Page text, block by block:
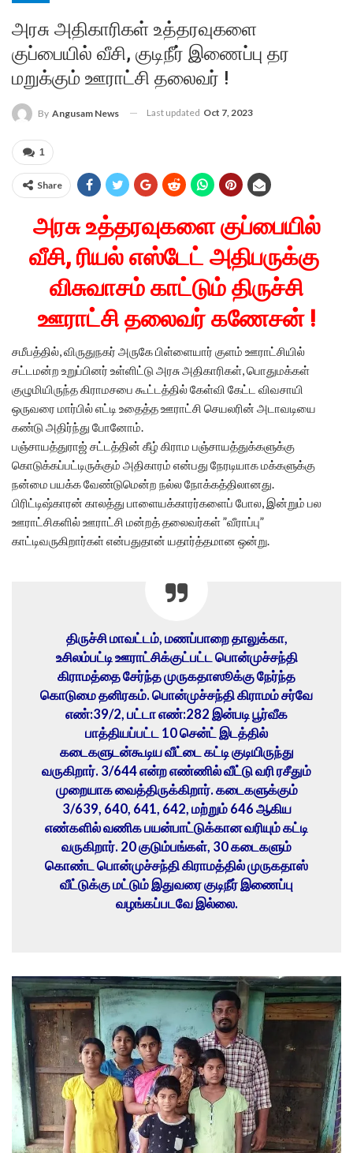
அரசு அதிகாரிகள் உத்தரவுகளை
குப்பையில் வீசி, குடிநீர் இணைப்பு தர
மறுக்கும் ஊராட்சி தலைவர் !
By Angusam News Last updated Oct 7, 2023
1
Share
அரசு உத்தரவுகளை குப்பையில்
வீசி, ரியல் எஸ்டேட் அதிபருக்கு
விசுவாசம் காட்டும் திருச்சி
ஊராட்சி தலைவர் கணேசன் !
சமீபத்தில், விருதுநகர் அருகே பிள்ளையார் குளம் ஊராட்சியில்
சட்டமன்ற உறுப்பினர் உள்ளிட்டு அரசு அதிகாரிகள், பொதுமக்கள்
குழுமியிருந்த கிராமசபை கூட்டத்தில் கேள்வி கேட்ட விவசாயி
ஒருவரை மார்பில் எட்டி உதைத்த ஊராட்சி செயலரின் அடாவடியை
கண்டு அதிர்ந்து போனோம்.
பஞ்சாயத்துராஜ் சட்டத்தின் கீழ் கிராம பஞ்சாயத்துக்களுக்கு
கொடுக்கப்பட்டிருக்கும் அதிகாரம் என்பது நேரடியாக மக்களுக்கு
நன்மை பயக்க வேண்டுமென்ற நல்ல நோக்கத்திலானது.
பிரிட்டிஷ்காரன் காலத்து பாளையக்காரர்களைப் போல, இன்றும் பல
ஊராட்சிகளில் ஊராட்சி மன்றத் தலைவர்கள் ”வீராப்பு”
காட்டிவருகிறார்கள் என்பதுதான் யதார்த்தமான ஒன்று.
திருச்சி மாவட்டம், மணப்பாறை தாலுக்கா,
உசிலம்பட்டி ஊராட்சிக்குட்பட்ட பொன்முச்சந்தி
கிராமத்தை சேர்ந்த முருகதாஸூக்கு நேர்ந்த
கொடுமை தனிரகம். பொன்முச்சந்தி கிராமம் சர்வே
எண்:39/2, பட்டா எண்:282 இன்படி பூர்வீக
பாத்தியப்பட்ட 10 சென்ட் இடத்தில்
கடைகளுடன்கூடிய வீட்டை கட்டி குடியிருந்து
வருகிறார். 3/644 என்ற எண்ணில் வீட்டு வரி ரசீதும்
முறையாக வைத்திருக்கிறார். கடைகளுக்கும்
3/639, 640, 641, 642, மற்றும் 646 ஆகிய
எண்களில் வணிக பயன்பாட்டுக்கான வரியும் கட்டி
வருகிறார். 20 குடும்பங்கள், 30 கடைகளும்
கொண்ட பொன்முச்சந்தி கிராமத்தில் முருகதாஸ்
வீட்டுக்கு மட்டும் இதுவரை குடிநீர் இணைப்பு
வழங்கப்படவே இல்லை.